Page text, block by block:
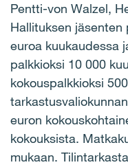
Pentti-von Walzel,
Hallituksen
euroa kuukaudessa
palkkioksi 10 000
kokouspalkkioksi
euron
kokouksista.
mukaan.